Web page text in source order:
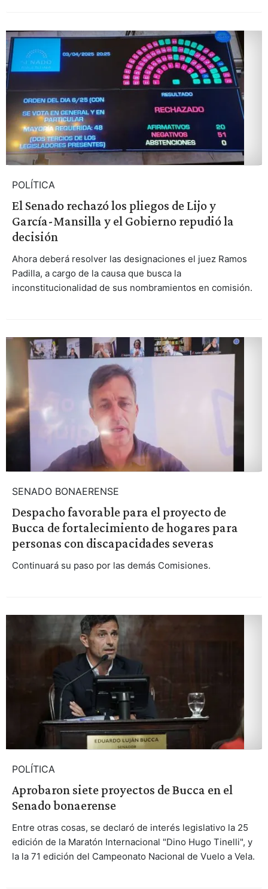
POLÍTICA
El Senado rechazó los pliegos de Lijo y
García-Mansilla y el Gobierno repudió la
decisión
Ahora deberá resolver las designaciones el juez Ramos
Padilla, a cargo de la causa que busca la
inconstitucionalidad de sus nombramientos en comisión.
SENADO BONAERENSE
Despacho favorable para el proyecto de
Bucca de fortalecimiento de hogares para
personas con discapacidades severas
Continuará su paso por las demás Comisiones.
POLÍTICA
Aprobaron siete proyectos de Bucca en el
Senado bonaerense
Entre otras cosas, se declaró de interés legislativo la 25
edición de la Maratón Internacional "Dino Hugo Tinelli", y
la la 71 edición del Campeonato Nacional de Vuelo a Vela.